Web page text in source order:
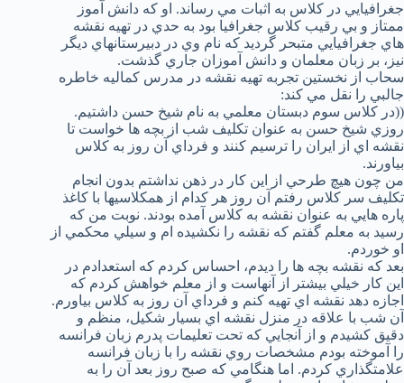
جغرافيايي در كلاس به اثبات مي رساند. او كه دانش آموز
ممتاز و بي رقيب كلاس جغرافيا بود به حدي در تهيه نقشه
هاي جغرافيايي متبحر گرديد كه نام وي در دبيرستانهاي ديگر
نيز، بر زبان معلمان و دانش آموزان جاري گذشت.
سحاب از نخستين تجربه تهيه نقشه در مدرس كماليه خاطره
جالبي را نقل مي كند:
((در كلاس سوم دبستان معلمي به نام شيخ حسن داشتيم.
روزي شيخ حسن به عنوان تكليف شب از بچه ها خواست تا
نقشه اي از ايران را ترسيم كنند و فرداي آن روز به كلاس
بياورند.
من چون هيچ طرحي از اين كار در ذهن نداشتم بدون انجام
تكليف سر كلاس رفتم آن روز هر كدام از همكلاسيها با كاغذ
پاره هايي به عنوان نقشه به كلاس آمده بودند. نوبت من كه
رسيد به معلم گفتم كه نقشه را نكشيده ام و سيلي محكمي از
او خوردم.
بعد كه نقشه بچه ها را ديدم، احساس كردم كه استعدادم در
اين كار خيلي بيشتر از آنهاست و از معلم خواهش كردم كه
اجازه دهد نقشه اي تهيه كنم و فرداي آن روز به كلاس بياورم.
آن شب با علاقه در منزل نقشه اي بسيار شكيل، منظم و
دقيق كشيدم و از آنجايي كه تحت تعليمات پدرم زبان فرانسه
را آموخته بودم مشخصات روي نقشه را با زبان فرانسه
علامتگذاري كردم. اما هنگامي كه صبح روز بعد آن را به